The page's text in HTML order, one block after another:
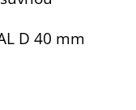
D 40 mm